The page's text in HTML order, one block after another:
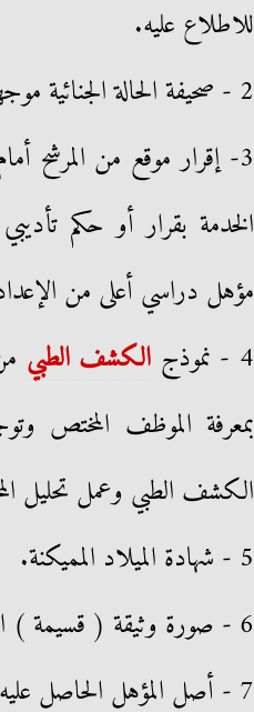
للاطلاع عليه.
2 - صحيفة الحالة الجنائية موجهة لوزارة الأوقاف.
3- إقرار موقع من المرشح
الخدمة بقرار أو حكم
مؤهل دراسي أعلى من
4 - نموذج
الكشف الطبي
بمعرفة الموظف المختص
الكشف الطبي وعمل تحليل
5 - شهادة الميلاد المميكنة.
6 - صورة وثيقة ( قسيمة ) الزواج للمتزوج مع الأصل للاطلاع عليه.
7 - أصل المؤهل الحاصل عليه.